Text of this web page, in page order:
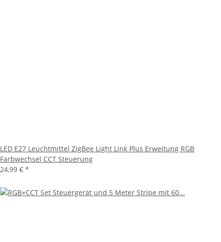
LED E27 Leuchtmittel ZigBee Light Link Plus Erweitung RGB
Farbwechsel CCT Steuerung
24,99 € *